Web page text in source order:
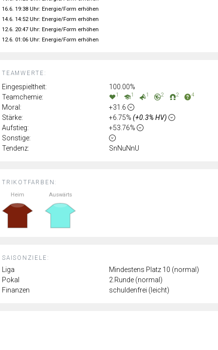
TRIKOTFARBEN:
Heim Auswärts
SAISONZIELE:
Liga
Mindestens Platz 10 (normal)
Pokal
2.Runde (normal)
Finanzen
schuldenfrei (leicht)
TEAMWERTE:
Eingespieltheit:
100.00%
Teamchemie:
1 1 1 2 2 4
Moral:
+31.6
Stärke:
+6.75% (+0.3% HV)
Aufstieg:
+53.76%
Sonstige:
Tendenz:
SnNuNnU
16.6. 19:38 Uhr: Energie/Form erhöhen
14.6. 14:52 Uhr: Energie/Form erhöhen
12.6. 20:47 Uhr: Energie/Form erhöhen
12.6. 01:06 Uhr: Energie/Form erhöhen